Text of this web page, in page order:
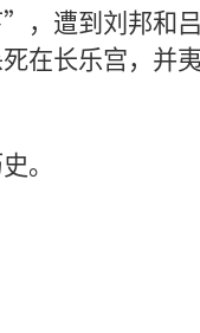
，遭到刘邦和
在长乐宫，并
。